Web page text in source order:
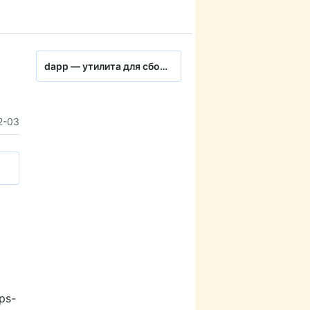
03
dapp — утилита для сборки и деплоя контейнеров. Особенности работы